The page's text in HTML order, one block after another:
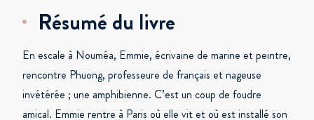
Résumé du livre
En escale à Nouméa, Emmie, écrivaine de marine et peintre,
rencontre Phuong, professeure de français et nageuse
invétérée ; une amphibienne. C’est un coup de foudre
amical. Emmie rentre à Paris où elle vit et où est installé son